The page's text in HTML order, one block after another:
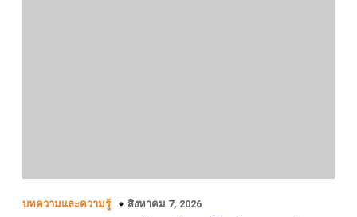
บทความและความรู้ สิงหาคม 7, 2026